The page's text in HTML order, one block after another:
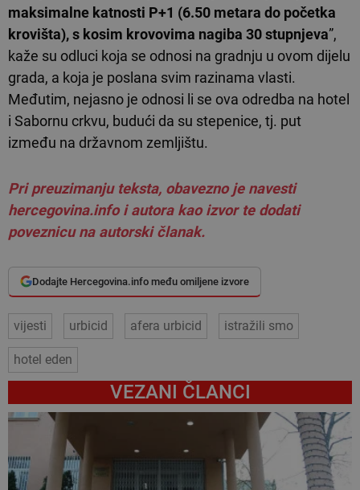
maksimalne katnosti P+1 (6.50 metara do početka
krovišta), s kosim krovovima nagiba 30 stupnjeva”,
kaže su odluci koja se odnosi na gradnju u ovom dijelu
grada, a koja je poslana svim razinama vlasti.
Međutim, nejasno je odnosi li se ova odredba na hotel
i Sabornu crkvu, budući da su stepenice, tj. put
između na državnom zemljištu.
Pri preuzimanju teksta, obavezno je navesti
hercegovina.info i autora kao izvor te dodati
poveznicu na autorski članak.
Dodajte Hercegovina.info među omiljene izvore
vijesti urbicid afera urbicid istražili smo
hotel eden
VEZANI ČLANCI